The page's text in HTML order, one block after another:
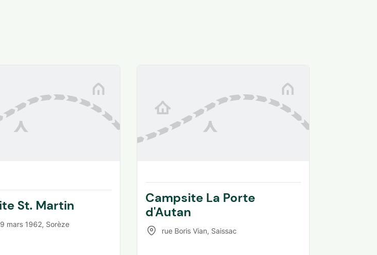
St. Martin
mars 1962, Sorèze
Campsite La Porte
d'Autan
rue Boris Vian, Saissac